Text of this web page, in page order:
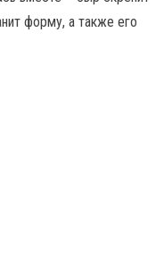
форму, а также его